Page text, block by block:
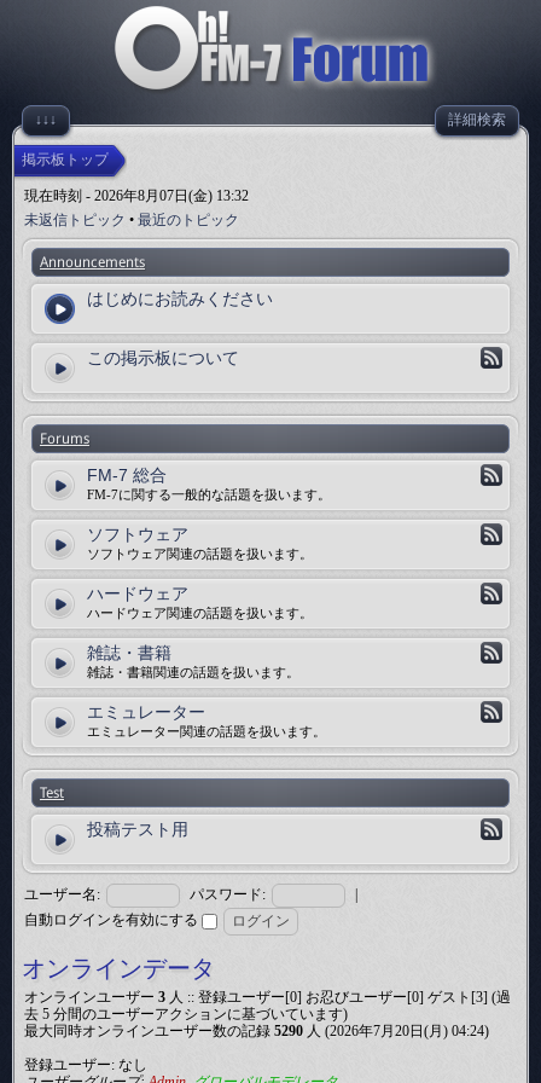
↓↓↓ 詳細検索
掲示板トップ
現在時刻 - 2026年8月07日(金) 13:32
未返信トピック • 最近のトピック
Announcements
はじめにお読みください
この掲示板について
Forums
FM-7 総合
FM-7に関する一般的な話題を扱います。
ソフトウェア
ソフトウェア関連の話題を扱います。
ハードウェア
ハードウェア関連の話題を扱います。
雑誌・書籍
雑誌・書籍関連の話題を扱います。
エミュレーター
エミュレーター関連の話題を扱います。
Test
投稿テスト用
ユーザー名: パスワード:
|
自動ログインを有効にする
オンラインデータ
オンラインユーザー 3 人 :: 登録ユーザー[0] お忍びユーザー[0] ゲスト[3] (過
去 5 分間のユーザーアクションに基づいています)
最大同時オンラインユーザー数の記録 5290 人 (2026年7月20日(月) 04:24)
登録ユーザー: なし